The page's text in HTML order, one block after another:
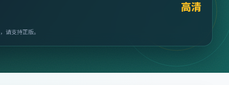
高清
请支持正版。